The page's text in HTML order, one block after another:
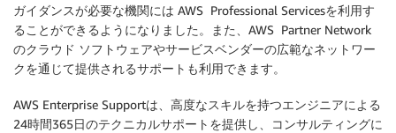
ガイダンスが必要な機関には AWS Professional Servicesを利用す
ることができるようになりました。また、AWS Partner Network
のクラウド ソフトウェアやサービスベンダーの広範なネットワー
クを通じて提供されるサポートも利用できます。
AWS Enterprise Supportは、高度なスキルを持つエンジニアによる
24時間365日のテクニカルサポートを提供し、コンサルティングに